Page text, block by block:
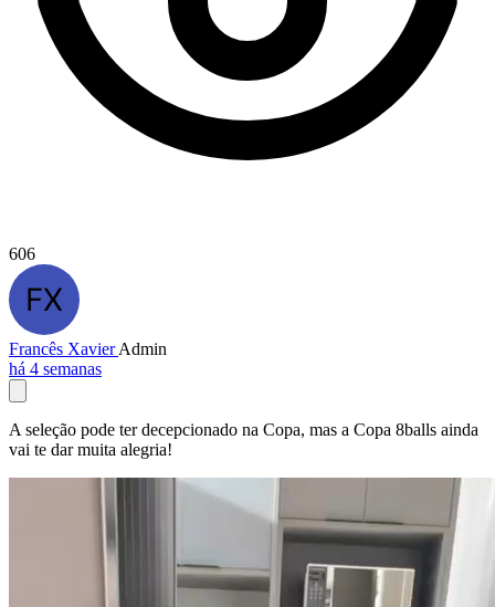
606
Francês XavierAdmin
há 4 semanas
A seleção pode ter decepcionado na Copa, mas a Copa 8balls ainda
vai te dar muita alegria!